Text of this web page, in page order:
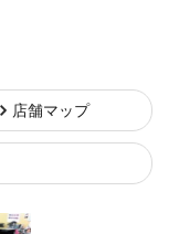
店舗マップ